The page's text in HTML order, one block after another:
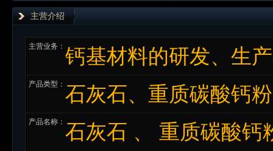
主营介绍
主营业务： 钙基材料的研发、生
产品类型： 石灰石、重质碳酸钙
产品名称： 石灰石 、 重质碳酸钙